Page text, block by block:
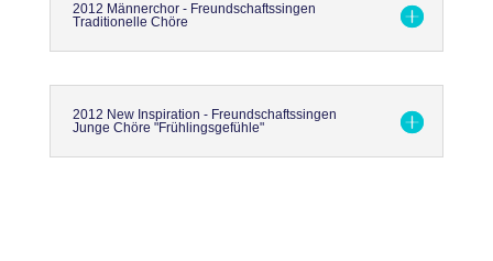
2012 Männerchor - Freundschaftssingen
Traditionelle Chöre
2012 New Inspiration - Freundschaftssingen
Junge Chöre "Frühlingsgefühle"